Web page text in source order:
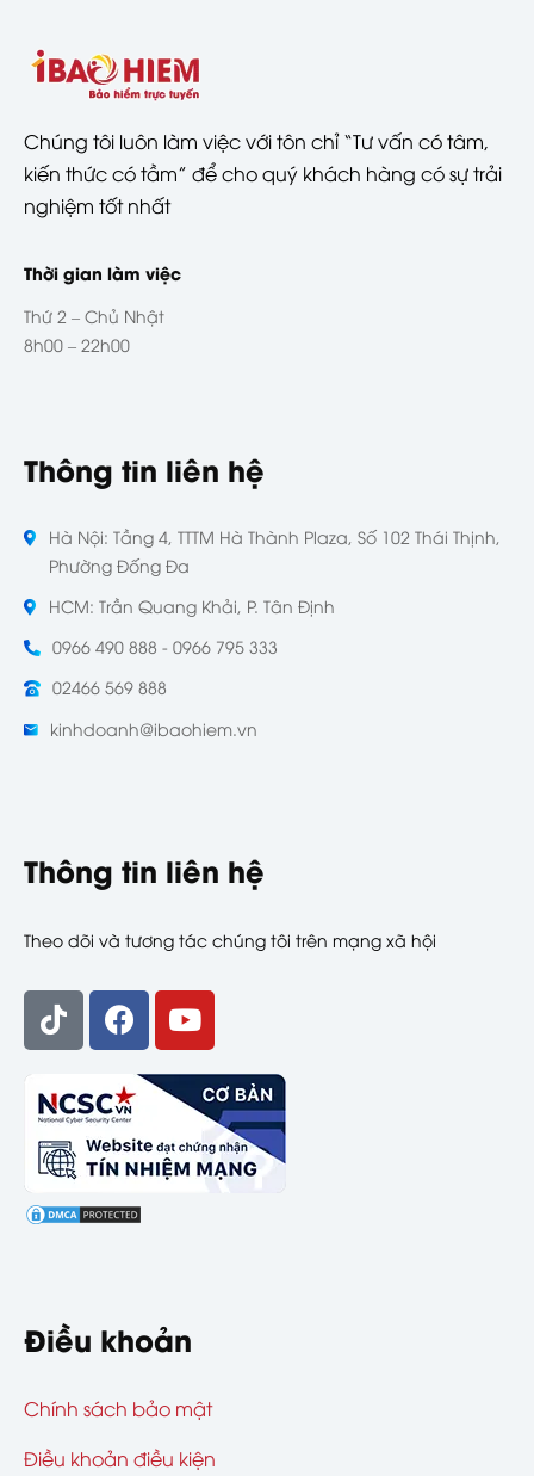
Chúng tôi luôn làm việc với tôn chỉ “Tư vấn có tâm,
kiến thức có tầm” để cho quý khách hàng có sự trải
nghiệm tốt nhất
Thời gian làm việc
Thứ 2 – Chủ Nhật
8h00 – 22h00
Thông tin liên hệ
Hà Nội: Tầng 4, TTTM Hà Thành Plaza, Số 102 Thái Thịnh,
Phường Đống Đa
HCM: Trần Quang Khải, P. Tân Định
0966 490 888 - 0966 795 333
02466 569 888
kinhdoanh@ibaohiem.vn
Thông tin liên hệ
Theo dõi và tương tác chúng tôi trên mạng xã hội
Điều khoản
Chính sách bảo mật
Điều khoản điều kiện